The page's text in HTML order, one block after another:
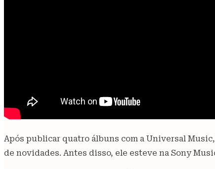
Após publicar quatro álbuns com a Universal
de novidades. Antes disso, ele esteve na Sony